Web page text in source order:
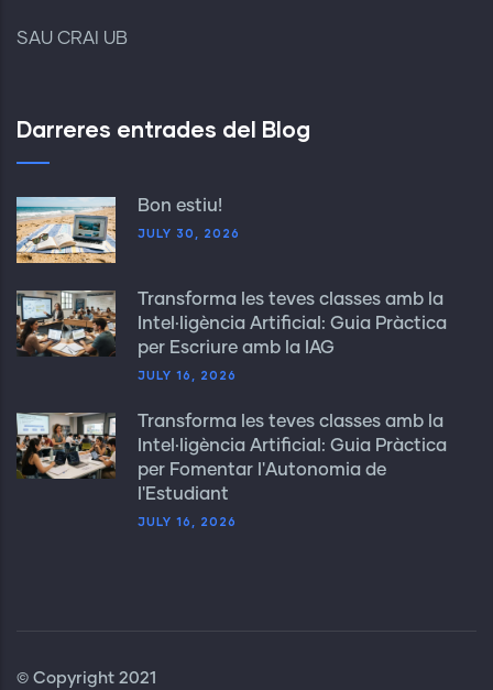
SAU CRAI UB
Darreres entrades del Blog
Bon estiu!
JULY 30, 2026
Transforma les teves classes amb la
Intel·ligència Artificial: Guia Pràctica
per Escriure amb la IAG
JULY 16, 2026
Transforma les teves classes amb la
Intel·ligència Artificial: Guia Pràctica
per Fomentar l'Autonomia de
l'Estudiant
JULY 16, 2026
© Copyright 2021